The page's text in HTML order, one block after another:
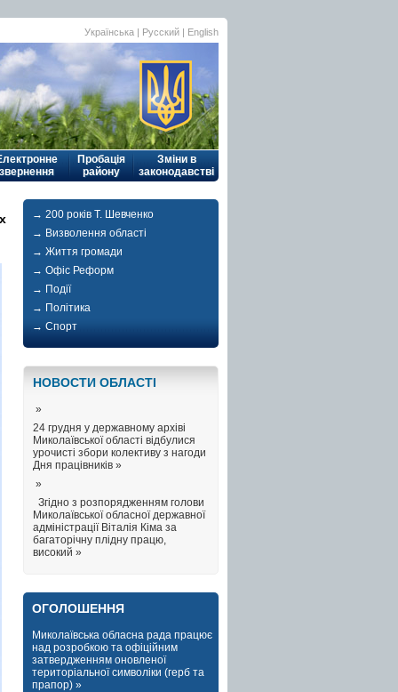
Українська | Русский | English
звернення
Пробація
району
Зміни в
законодавстві
→ 200 років Т. Шевченко
→ Визволення області
→ Життя громади
→ Офіс Реформ
→ Події
→ Політика
→ Спорт
НОВОСТИ ОБЛАСТI
»
24 грудня у державному архіві
Миколаївської області відбулися
урочисті збори колективу з нагоди
Дня працівників »
»
Згідно з розпорядженням голови
Миколаївської обласної державної
адміністрації Віталія Кіма за
багаторічну плідну працю,
високий »
ОГОЛОШЕННЯ
Миколаївська обласна рада працює
над розробкою та офіційним
затвердженням оновленої
територіальної символіки (герб та
прапор) »